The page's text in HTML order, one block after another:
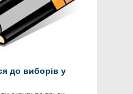
до виборів у